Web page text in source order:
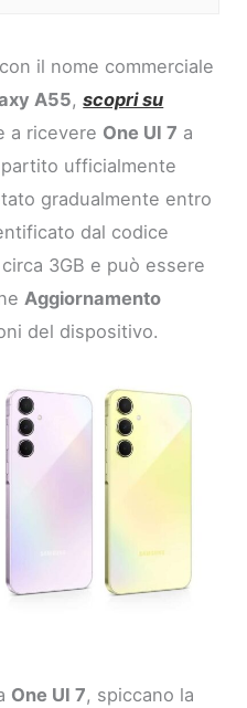
il nome commerciale
A55,scopri su
a ricevere One UI 7 a
ufficialmente
gradualmente entro
dal codice
3GB e può essere
Aggiornamento
del dispositivo.
One UI 7, spiccano la